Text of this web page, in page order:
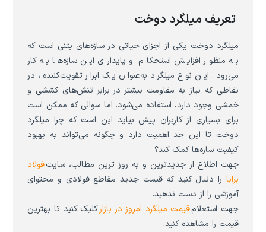
تعریف میلگرد دوخت
میلگرد دوخت یکی از اجزای حیاتی در سازه‌های بتنی است که
به منظور افزایش استحکام و پایداری این سازه‌ها به کار
می‌رود. این نوع میلگرد به‌عنوان یک ابزار تقویت‌کننده، در
نقاطی که نیاز به مقاومت بیشتر در برابر تنش‌های کششی و
خمشی وجود دارد، استفاده می‌شود. اما سوالی که ممکن است
برای بسیاری از کاربران پیش بیاید این است که چرا میلگرد
دوخت تا این حد اهمیت دارد و چگونه می‌تواند به بهبود
کیفیت سازه‌ها کمک کند؟
جهت اطلاع از جدیدترین و به روز ترین مطالب، سایتفولاد
برابا را دنبال کنید که قیمت جدید مقاطع فولادی و محتوای
آموزشی را از دست ندهید.
جهت استعلامقیمت میلگرد امروز در بازارکلیک کنید تا بهترین
قیمت را مشاهده کنید.